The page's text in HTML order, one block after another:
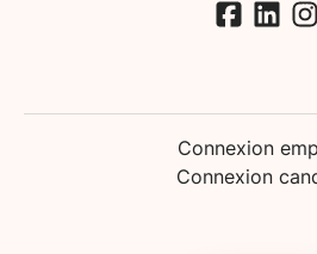
Connexion
Connexion